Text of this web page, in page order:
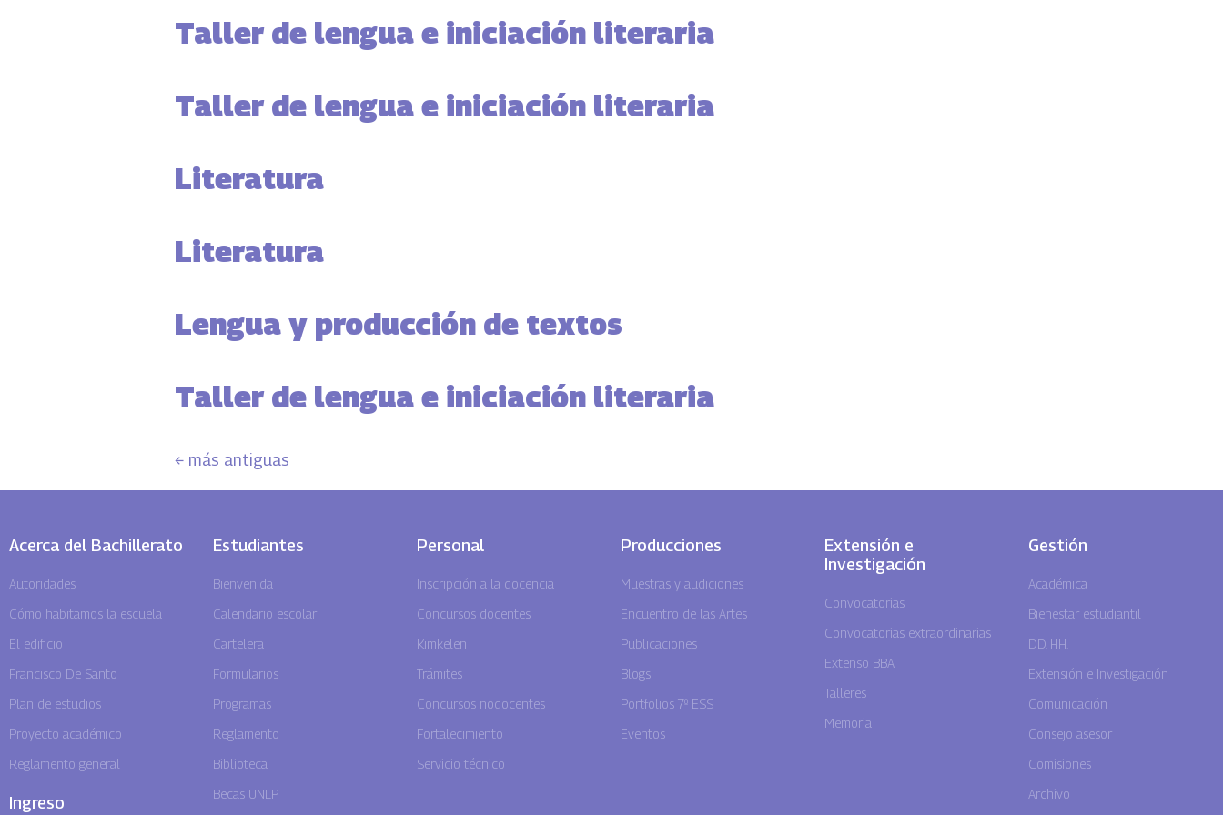
Taller de lengua e iniciación literaria
Taller de lengua e iniciación literaria
Literatura
Literatura
Lengua y producción de textos
Taller de lengua e iniciación literaria
← más antiguas
Acerca del Bachillerato
Autoridades
Cómo habitamos la escuela
El edificio
Francisco De Santo
Plan de estudios
Proyecto académico
Reglamento general
Ingreso
Estudiantes
Bienvenida
Calendario escolar
Cartelera
Formularios
Programas
Reglamento
Biblioteca
Becas UNLP
Personal
Inscripción a la docencia
Concursos docentes
Kimkëlen
Trámites
Concursos nodocentes
Fortalecimiento
Servicio técnico
Producciones
Muestras y audiciones
Encuentro de las Artes
Publicaciones
Blogs
Portfolios 7º ESS
Eventos
Extensión e
Investigación
Convocatorias
Convocatorias extraordinarias
Extenso BBA
Talleres
Memoria
Gestión
Académica
Bienestar estudiantil
DD. HH.
Extensión e Investigación
Comunicación
Consejo asesor
Comisiones
Archivo